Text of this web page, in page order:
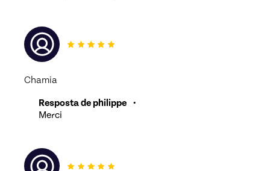
Chamia
Resposta de philippe
•
Merci